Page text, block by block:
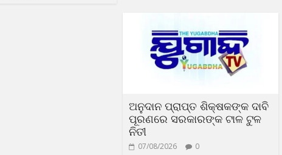
ଅନୁଦାନ ପ୍ରାପ୍ତ ଶିକ୍ଷକଙ୍କ ଦାବି
ପୂରଣରେ ସରକାରଙ୍କ ଟାଳ ଟୁଳ
ନିତୀ
07/08/2026 0